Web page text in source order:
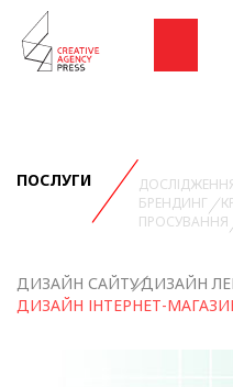
ПОСЛУГИ
БРЕНДИНГ
ПРОСУВАННЯ
ДИЗАЙН САЙТУДИЗАЙН
ДИЗАЙН ІНТЕРНЕТ-